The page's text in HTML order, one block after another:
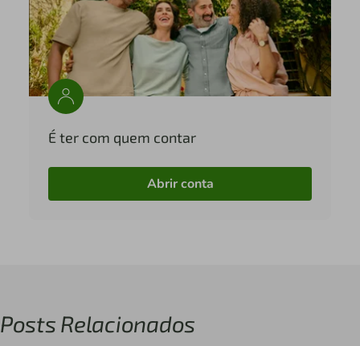
É ter com quem contar
Abrir conta
Posts Relacionados